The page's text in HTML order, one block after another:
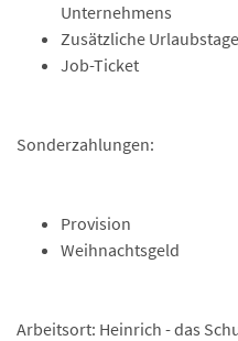
Unternehmens
Zusätzliche Urlaubstage
Job-Ticket
Sonderzahlungen:
Provision
Weihnachtsgeld
Arbeitsort: Heinrich - das